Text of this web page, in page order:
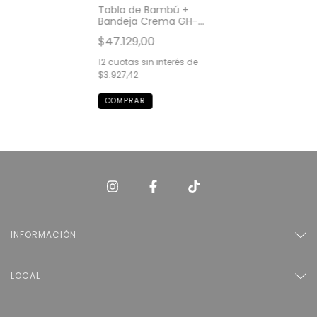
Tabla de Bambú +
Bandeja Crema GH-
$47.129,00
12 cuotas sin interés de
$3.927,42
INFORMACIÓN
LOCAL